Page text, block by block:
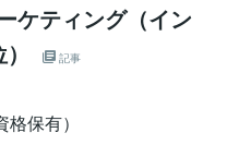
ケティング（イン
記事
保有）